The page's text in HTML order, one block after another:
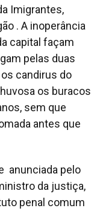
Imigrantes,
. A inoperância
capital façam
pelas duas
candirus do
os buracos
sem que
antes que
anunciada pelo
da justiça,
penal comum